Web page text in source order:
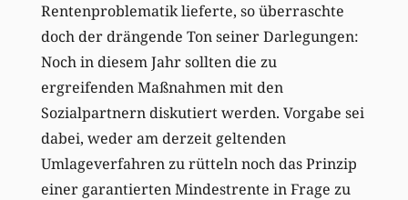
Rentenproblematik lieferte, so überraschte
doch der drängende Ton seiner Darlegungen:
Noch in diesem Jahr sollten die zu
ergreifenden Maßnahmen mit den
Sozialpartnern diskutiert werden. Vorgabe sei
dabei, weder am derzeit geltenden
Umlageverfahren zu rütteln noch das Prinzip
einer garantierten Mindestrente in Frage zu